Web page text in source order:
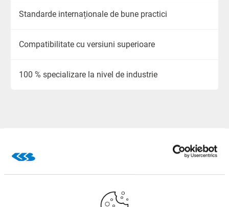
Standarde internaționale de bune practici
Compatibilitate cu versiuni superioare
100 % specializare la nivel de industrie
V-ar plăcea să știți dacă CSB
INDUSTRY ERP este util pentru